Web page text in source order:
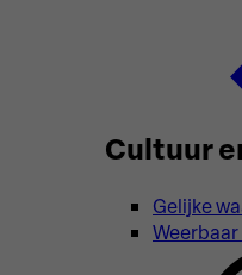
Cultuur
Gelijke